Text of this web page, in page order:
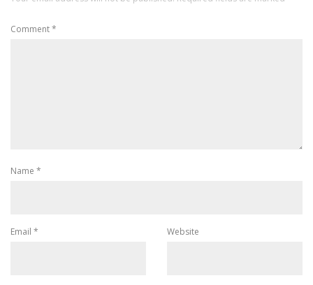
Comment*
Name *
Email * Website